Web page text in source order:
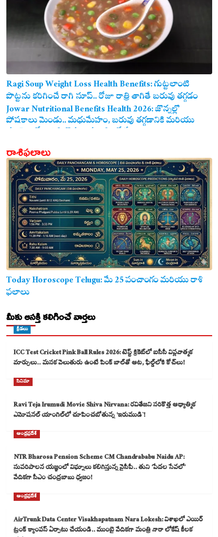
Ragi Soup Weight Loss Health Benefits: గుట్టలాంటి
పొట్టను కరిగించే రాగి సూప్.. రోజూ రాత్రి తాగితే బరువు తగ్గడం
ఖాయం!
Jowar Nutritional Benefits Health 2026: జొన్నల్లో
పోషకాలు మెండు.. మధుమేహం, బరువు తగ్గడానికి మరియు
గుండె ఆరోగ్యానికి జొన్న అన్నం ఎంతో మేలు!
రాశిఫలాలు
Today Horoscope Telugu: మే 25 పంచాంగం మరియు రాశి
ఫలాలు
మీకు ఆసక్తి కలిగించే వార్తలు
క్రీడలు
ICC Test Cricket Pink Ball Rules 2026: టెస్ట్ క్రికెట్‌లో ఐసీసీ విప్లవాత్మక
మార్పులు.. మసక వెలుతురు ఉంటే పింక్ బాల్‌తో ఆట, ఫీల్డ్‌లోకి కోచ్‌లు!
సినిమా
Ravi Teja Irumudi Movie Shiva Nirvana: రవితేజని సరికొత్త ఆధ్యాత్మిక
ఎమోషనల్ యాంగిల్‌లో చూపించబోతున్న ‘ఇరుముడి`!
ఆంధ్రప్రదేశ్
NTR Bharosa Pension Scheme CM Chandrababu Naidu AP:
సుపరిపాలన యజ్ఞంలో విఘ్నాలు కలిగిస్తున్న వైసీపీ.. తుని ‘పేదల సేవలో’
వేదికగా సీఎం చంద్రబాబు ధ్వజం!
ఆంధ్రప్రదేశ్
AirTrunk Data Center Visakhapatnam Nara Lokesh: విశాఖలో ఎయిర్
ట్రంక్ క్యాంపస్ ఏర్పాటు చేయండి.. ముంబై వేదికగా మంత్రి నారా లోకేష్ కీలక